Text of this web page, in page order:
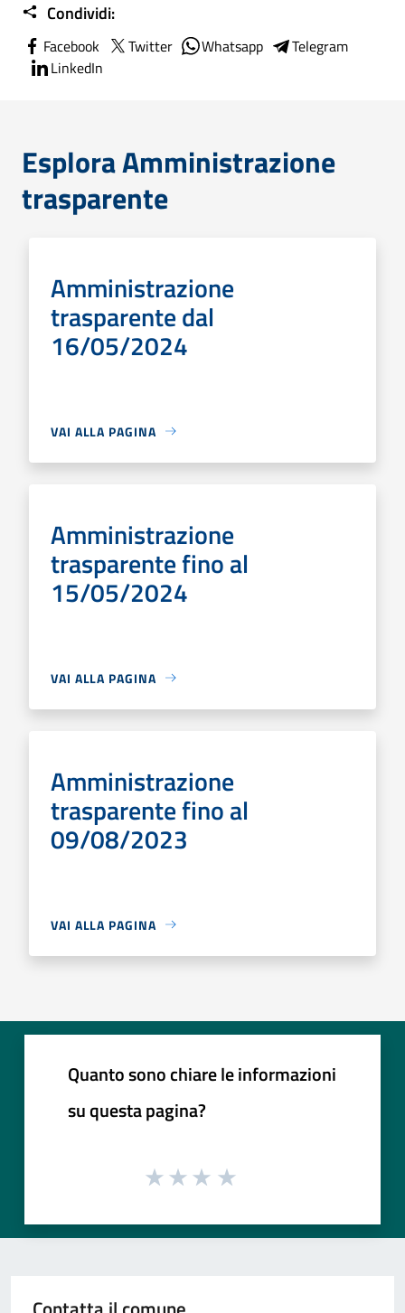
Condividi:
Facebook Twitter Whatsapp
Telegram
LinkedIn
Esplora Amministrazione
trasparente
Amministrazione
trasparente dal
16/05/2024
VAI ALLA PAGINA
Amministrazione
trasparente fino al
15/05/2024
VAI ALLA PAGINA
Amministrazione
trasparente fino al
09/08/2023
VAI ALLA PAGINA
Quanto sono chiare le informazioni
su questa pagina?